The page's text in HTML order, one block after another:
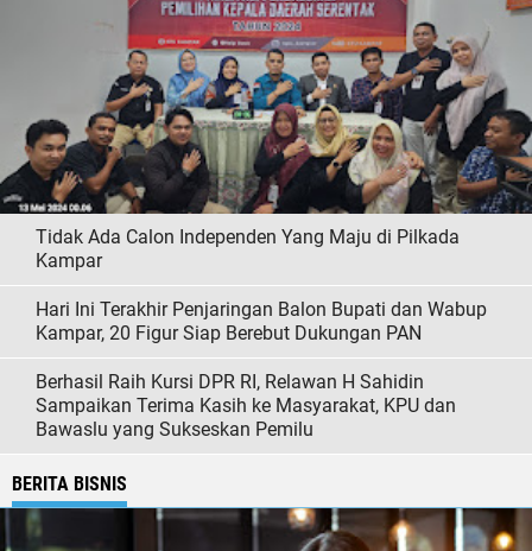
Tidak Ada Calon Independen Yang Maju di Pilkada
Kampar
Hari Ini Terakhir Penjaringan Balon Bupati dan Wabup
Kampar, 20 Figur Siap Berebut Dukungan PAN
Berhasil Raih Kursi DPR RI, Relawan H Sahidin
Sampaikan Terima Kasih ke Masyarakat, KPU dan
Bawaslu yang Sukseskan Pemilu
BERITA BISNIS